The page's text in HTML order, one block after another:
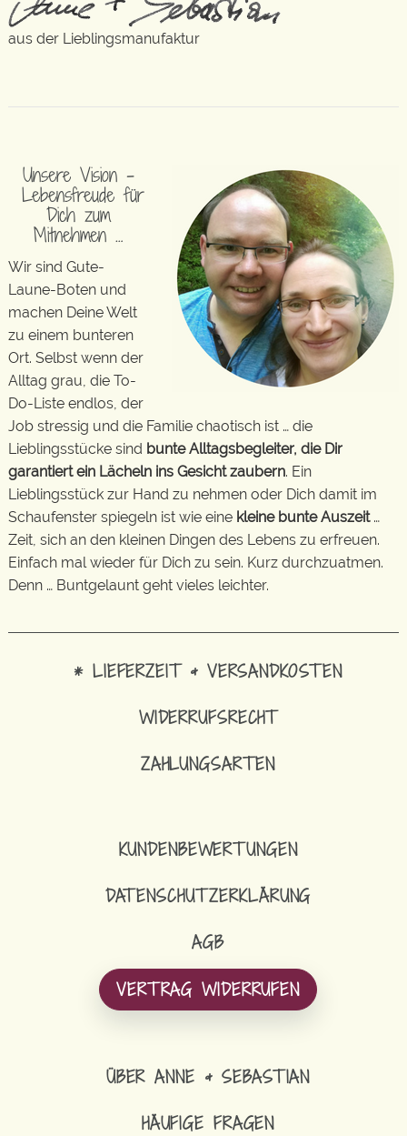
aus der Lieblingsmanufaktur
Unsere Vision –
Lebensfreude für
Dich zum
Mitnehmen …
Wir sind Gute-
Laune-Boten und
machen Deine Welt
zu einem bunteren
Ort. Selbst wenn der
Alltag grau, die To-
Do-Liste endlos, der
Job stressig und die Familie chaotisch ist … die
Lieblingsstücke sind bunte Alltagsbegleiter, die Dir
garantiert ein Lächeln ins Gesicht zaubern. Ein
Lieblingsstück zur Hand zu nehmen oder Dich damit im
Schaufenster spiegeln ist wie eine kleine bunte Auszeit…
Zeit, sich an den kleinen Dingen des Lebens zu erfreuen.
Einfach mal wieder für Dich zu sein. Kurz durchzuatmen.
Denn … Buntgelaunt geht vieles leichter.
* LIEFERZEIT & VERSANDKOSTEN
WIDERRUFSRECHT
ZAHLUNGSARTEN
KUNDENBEWERTUNGEN
DATENSCHUTZERKLÄRUNG
AGB
VERTRAG WIDERRUFEN
ÜBER ANNE & SEBASTIAN
HÄUFIGE FRAGEN